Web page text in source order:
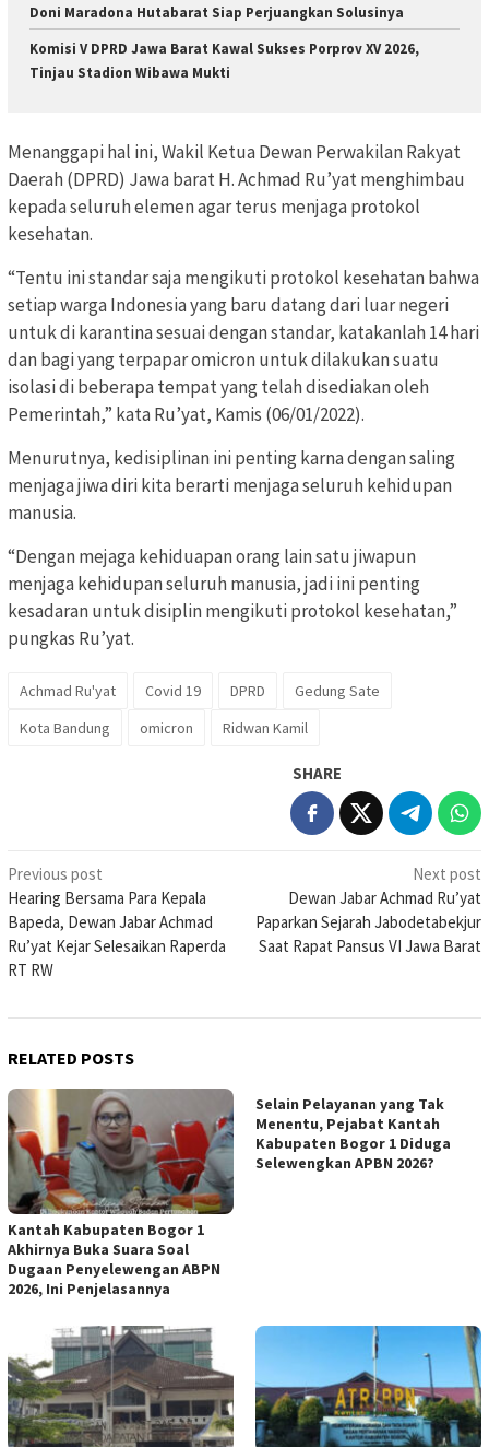
Doni Maradona Hutabarat Siap Perjuangkan Solusinya
Komisi V DPRD Jawa Barat Kawal Sukses Porprov XV 2026,
Tinjau Stadion Wibawa Mukti
Menanggapi hal ini, Wakil Ketua Dewan Perwakilan Rakyat
Daerah (DPRD) Jawa barat H. Achmad Ru’yat menghimbau
kepada seluruh elemen agar terus menjaga protokol
kesehatan.
“Tentu ini standar saja mengikuti protokol kesehatan bahwa
setiap warga Indonesia yang baru datang dari luar negeri
untuk di karantina sesuai dengan standar, katakanlah 14 hari
dan bagi yang terpapar omicron untuk dilakukan suatu
isolasi di beberapa tempat yang telah disediakan oleh
Pemerintah,” kata Ru’yat, Kamis (06/01/2022).
Menurutnya, kedisiplinan ini penting karna dengan saling
menjaga jiwa diri kita berarti menjaga seluruh kehidupan
manusia.
“Dengan mejaga kehiduapan orang lain satu jiwapun
menjaga kehidupan seluruh manusia, jadi ini penting
kesadaran untuk disiplin mengikuti protokol kesehatan,”
pungkas Ru’yat.
Achmad Ru'yat Covid 19 DPRD
Gedung Sate
Kota Bandung
omicron Ridwan Kamil
SHARE
Post
navigation
Previous post
Hearing Bersama Para Kepala
Bapeda, Dewan Jabar Achmad
Ru’yat Kejar Selesaikan Raperda
RT RW
Next post
Dewan Jabar Achmad Ru’yat
Paparkan Sejarah Jabodetabekjur
Saat Rapat Pansus VI Jawa Barat
RELATED POSTS
Kantah Kabupaten Bogor 1
Akhirnya Buka Suara Soal
Dugaan Penyelewengan ABPN
2026, Ini Penjelasannya
Selain Pelayanan yang Tak
Menentu, Pejabat Kantah
Kabupaten Bogor 1 Diduga
Selewengkan APBN 2026?